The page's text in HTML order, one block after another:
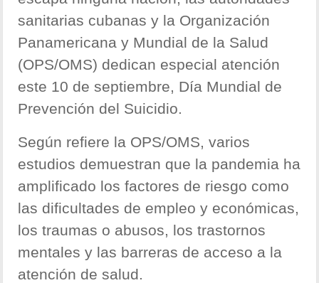
sanitarias cubanas y la Organización
Panamericana y Mundial de la Salud
(OPS/OMS) dedican especial atención
este 10 de septiembre, Día Mundial de
Prevención del Suicidio.
Según refiere la OPS/OMS, varios
estudios demuestran que la pandemia ha
amplificado los factores de riesgo como
las dificultades de empleo y económicas,
los traumas o abusos, los trastornos
mentales y las barreras de acceso a la
atención de salud.